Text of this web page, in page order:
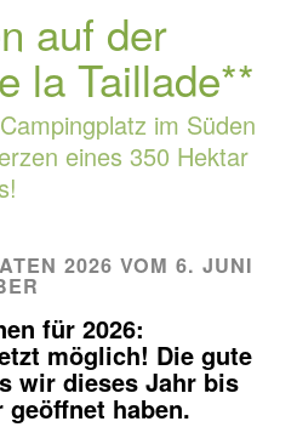
auf der
la Taillade**
im Süden
eines 350 Hektar
2026 VOM 6. JUNI
für 2026:
möglich! Die gute
wir dieses Jahr bis
geöffnet haben.